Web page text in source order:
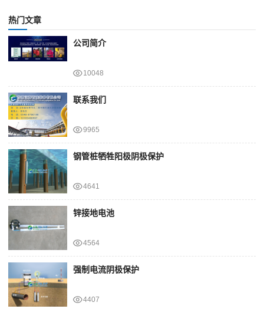
热门文章
公司简介
10048
联系我们
9965
钢管桩牺牲阳极阴极保护
4641
锌接地电池
4564
强制电流阴极保护
4407